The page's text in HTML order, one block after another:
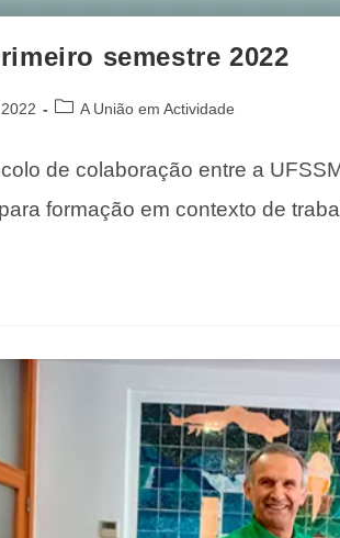
semestre 2022
A União em Actividade
de colaboração entre a
formação em contexto de